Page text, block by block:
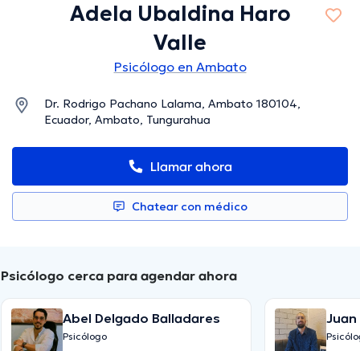
Adela Ubaldina Haro
Valle
Psicólogo en Ambato
Dr. Rodrigo Pachano Lalama, Ambato 180104,
Ecuador, Ambato, Tungurahua
Llamar ahora
Chatear con médico
Psicólogo cerca para agendar ahora
Abel Delgado Balladares
Psicólogo